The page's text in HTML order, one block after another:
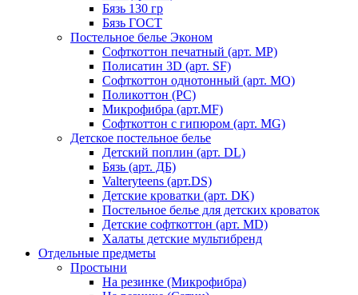
Бязь 130 гр
Бязь ГОСТ
Постельное белье Эконом
Софткоттон печатный (арт. MР)
Полисатин 3D (арт. SF)
Софткоттон однотонный (арт. MO)
Поликоттон (PC)
Микрофибра (арт.MF)
Софткоттон с гипюром (арт. MG)
Детское постельное белье
Детский поплин (арт. DL)
Бязь (арт. ДБ)
Valteryteens (арт.DS)
Детские кроватки (арт. DK)
Постельное белье для детских кроваток
Детские софткоттон (арт. MD)
Халаты детские мультибренд
Отдельные предметы
Простыни
На резинке (Микрофибра)